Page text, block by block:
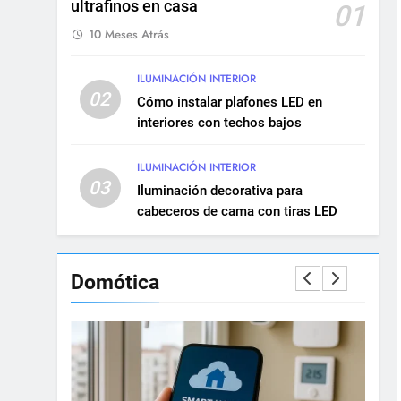
Renovación eléctrica en
edificios históricos: guía
MANTENIMIENTO
10
Cómo realizar una
empotrada en viviendas
INSTALACIONES ELÉCTRICAS
11
Qué hacer si una
instalación eléctrica tiene
INSTALACIONES ELÉCTRICAS
12
Diferencias entre circuitos
de fuerza y circuitos de
alumbrado
INSTALACIONES ELÉCTRICAS
ultrafinos en casa
01
10 Meses Atrás
02
ILUMINACIÓN INTERIOR
Cómo instalar plafones LED en
interiores con techos bajos
03
ILUMINACIÓN INTERIOR
Iluminación decorativa para
cabeceros de cama con tiras LED
Domótica